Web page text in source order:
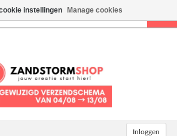
Inloggen
instellingen Manage cookies